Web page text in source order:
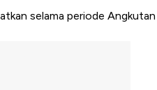
selama periode Angkutan